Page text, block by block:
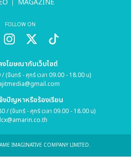
MAGAZINE
FOLLOW ON
งโฆษณากับเว็บไซต์
(จันทร์ - ศุกร์ เวลา 09.00 - 18.00 น)
ปัญหาหรือร้องเรียน
/ (จันทร์ - ศุกร์ เวลา 09.00 - 18.00 น)
IMAGINATIVE COMPANY LIMITED.